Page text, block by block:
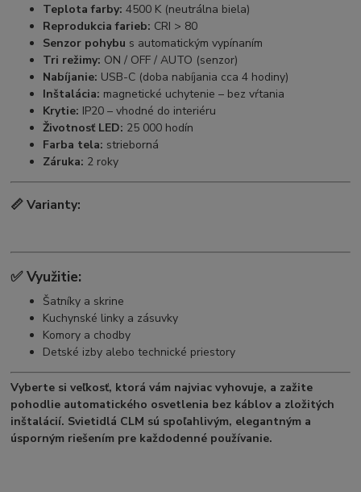
Teplota farby: 4500 K (neutrálna biela)
Reprodukcia farieb: CRI > 80
Senzor pohybu s automatickým vypínaním
Tri režimy: ON / OFF / AUTO (senzor)
Nabíjanie: USB-C (doba nabíjania cca 4 hodiny)
Inštalácia: magnetické uchytenie – bez vŕtania
Krytie: IP20 – vhodné do interiéru
Životnosť LED: 25 000 hodín
Farba tela: strieborná
Záruka: 2 roky
📏Varianty:
✅Využitie:
Šatníky a skrine
Kuchynské linky a zásuvky
Komory a chodby
Detské izby alebo technické priestory
Vyberte si veľkosť, ktorá vám najviac vyhovuje, a zažite
pohodlie automatického osvetlenia bez káblov a zložitých
inštalácií. Svietidlá CLM sú spoľahlivým, elegantným a
úsporným riešením pre každodenné používanie.